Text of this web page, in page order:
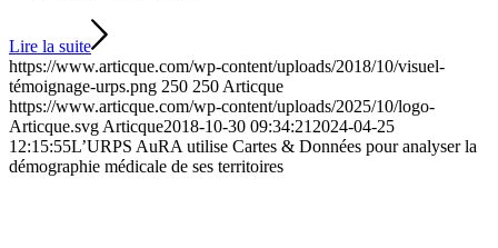
Lire la suite
https://www.articque.com/wp-content/uploads/2018/10/visuel-
témoignage-urps.png 250 250 Articque
https://www.articque.com/wp-content/uploads/2025/10/logo-
Articque.svg Articque2018-10-30 09:34:21 2024-04-25
12:15:55L’URPS AuRA utilise Cartes & Données pour analyser la
démographie médicale de ses territoires